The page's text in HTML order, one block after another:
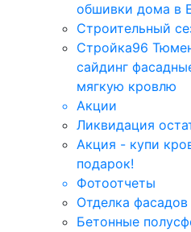
обшивки дома в
Строительный
Стройка96
сайдинг
мягкую кровлю
Акции
Ликвидация
Акция - купи
подарок!
Фотоотчеты
Отделка фасадов
Бетонные